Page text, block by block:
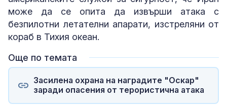
може да се опита да извърши атака с
безпилотни летателни апарати, изстреляни от
кораб в Тихия океан.
Още по темата
Засилена охрана на наградите "Оскар"
заради опасения от терористична атака